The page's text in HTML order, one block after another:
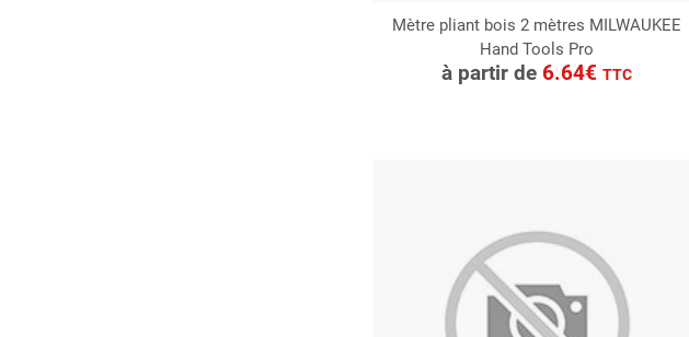
Mètre pliant bois 2 mètres MILWAUKEE
Hand Tools Pro
à partir de 6.64€TTC
CONSULTER
Demande de devis